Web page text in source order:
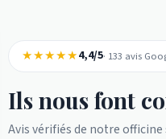
★★★★★4,4/5· 133 avis
Ils nous font
Avis vérifiés de notre officine